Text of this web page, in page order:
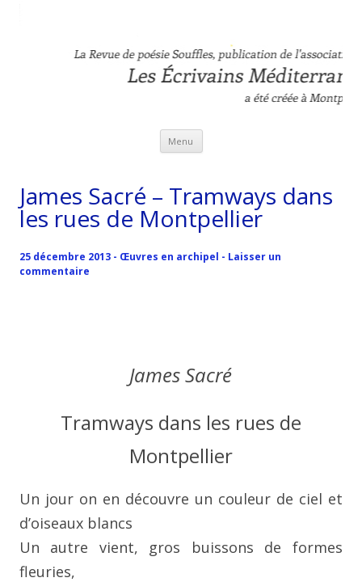
Menu Aller au contenu principal
James Sacré – Tramways dans
les rues de Montpellier
25 décembre 2013 - Œuvres en archipel - Laisser un
commentaire
James Sacré
Tramways dans les rues de
Montpellier
Un jour on en découvre un couleur de ciel et
d’oiseaux blancs
Un autre vient, gros buissons de formes
fleuries,